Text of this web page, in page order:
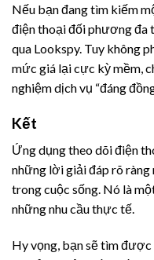
Nếu bạn đang tìm kiếm
điện thoại đối phương đa
qua Lookspy. Tuy không
mức giá lại cực kỳ mềm,
nghiệm dịch vụ “đáng
Kết
Ứng dụng theo dõi điện
những lời giải đáp rõ ràng
trong cuộc sống. Nó là
những nhu cầu thực tế.
Hy vọng, bạn sẽ tìm